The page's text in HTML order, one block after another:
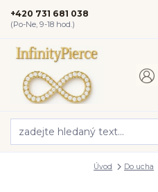
+420 731 681 038
(Po-Ne, 9-18 hod.)
Úvod Do ucha